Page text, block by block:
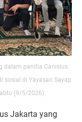
dalam panitia Canisius
sosial di Yayasan Sayap
(9/5/2026).
Jakarta yang